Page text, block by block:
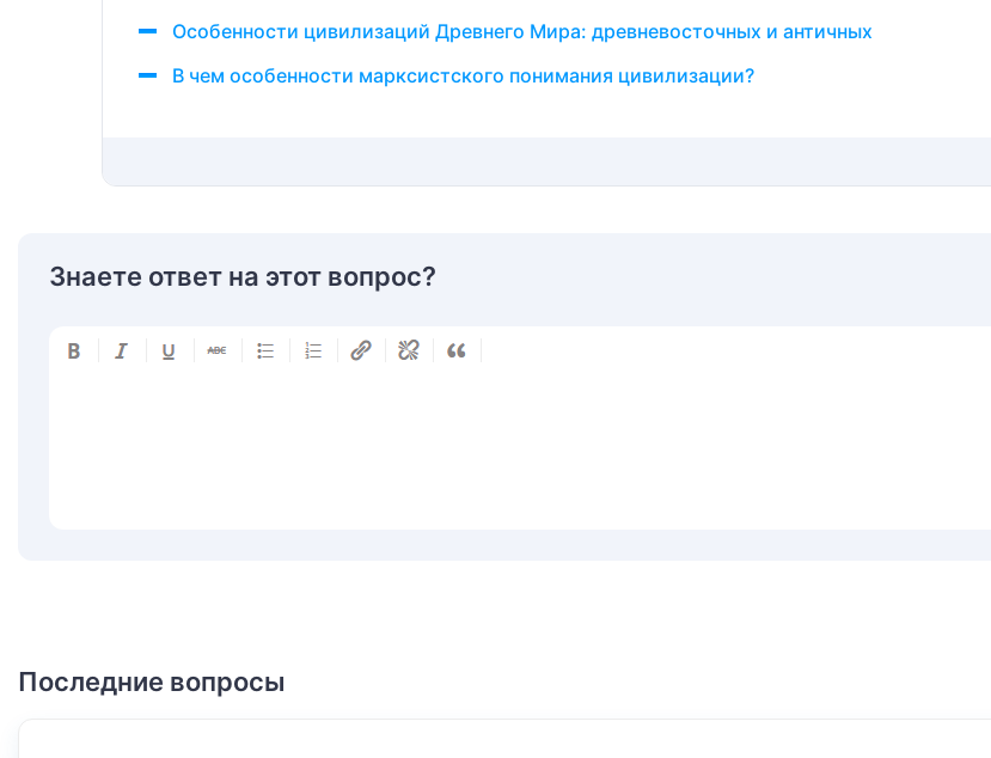
Особенности цивилизаций Древнего Мира: древневосточных и античных
В чем особенности марксистского понимания цивилизации?
Знаете ответ на этот вопрос?
Последние вопросы